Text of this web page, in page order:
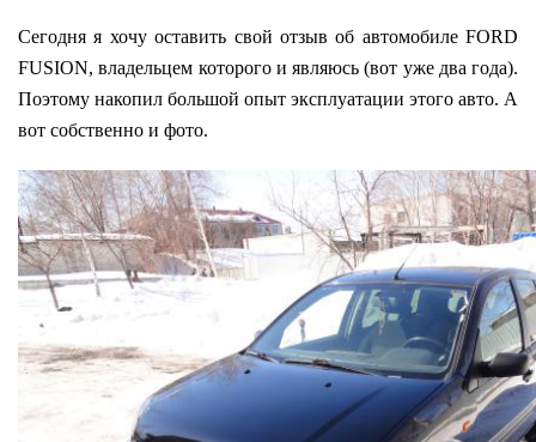
Сегодня я хочу оставить свой отзыв об автомобиле FORD
FUSION, владельцем которого и являюсь (вот уже два года).
Поэтому накопил большой опыт эксплуатации этого авто. А
вот собственно и фото.